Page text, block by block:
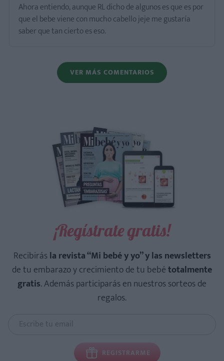
Ahora entiendo, aunque RL dicho de algunos es que es por
que el bebe viene con mucho cabello jeje me gustaría
saber que tan cierto es eso.
VER MÁS COMENTARIOS
¡Regístrate gratis!
Recibirásla revista “Mi bebé y yo” y las newsletters
de tu embarazo y crecimiento de tu bebétotalmente
gratis. Además participarás en nuestros sorteos de
regalos.
REGISTRARME